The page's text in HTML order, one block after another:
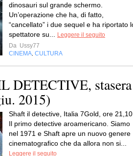
dinosauri sul grande schermo.
Un’operazione che ha, di fatto,
“cancellato” i due sequel e ha riportato
spettatore su... Leggere il seguito
Da Ussy77
CINEMA, CULTURA
DETECTIVE, stasera
2015)
Shaft il detective, Italia 7Gold, ore
Il primo detective aroamericano. Siamo
nel 1971 e Shaft apre un nuovo genere
cinematografico che da allora non si...
Leggere il seguito